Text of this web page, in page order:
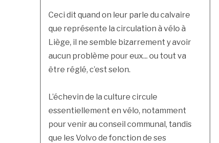
Ceci dit quand on leur parle du calvaire
que représente la circulation à vélo à
Liège, il ne semble bizarrement y avoir
aucun problème pour eux... ou tout va
être réglé, c’est selon.
L’échevin de la culture circule
essentiellement en vélo, notamment
pour venir au conseil communal, tandis
que les Volvo de fonction de ses